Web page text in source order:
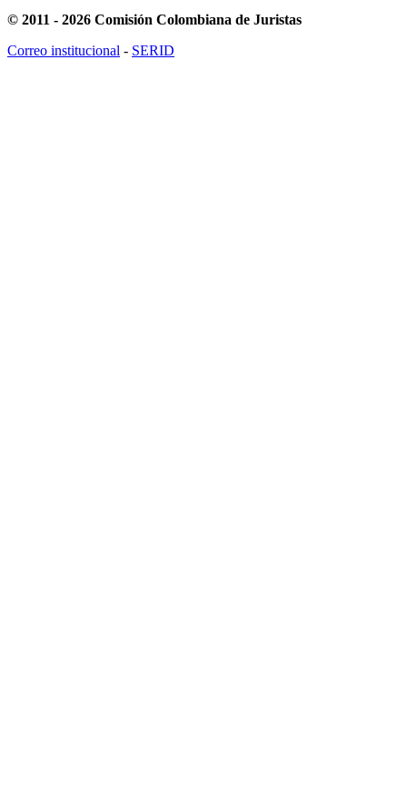
© 2011 - 2026 Comisión Colombiana de Juristas
Correo institucional - SERID